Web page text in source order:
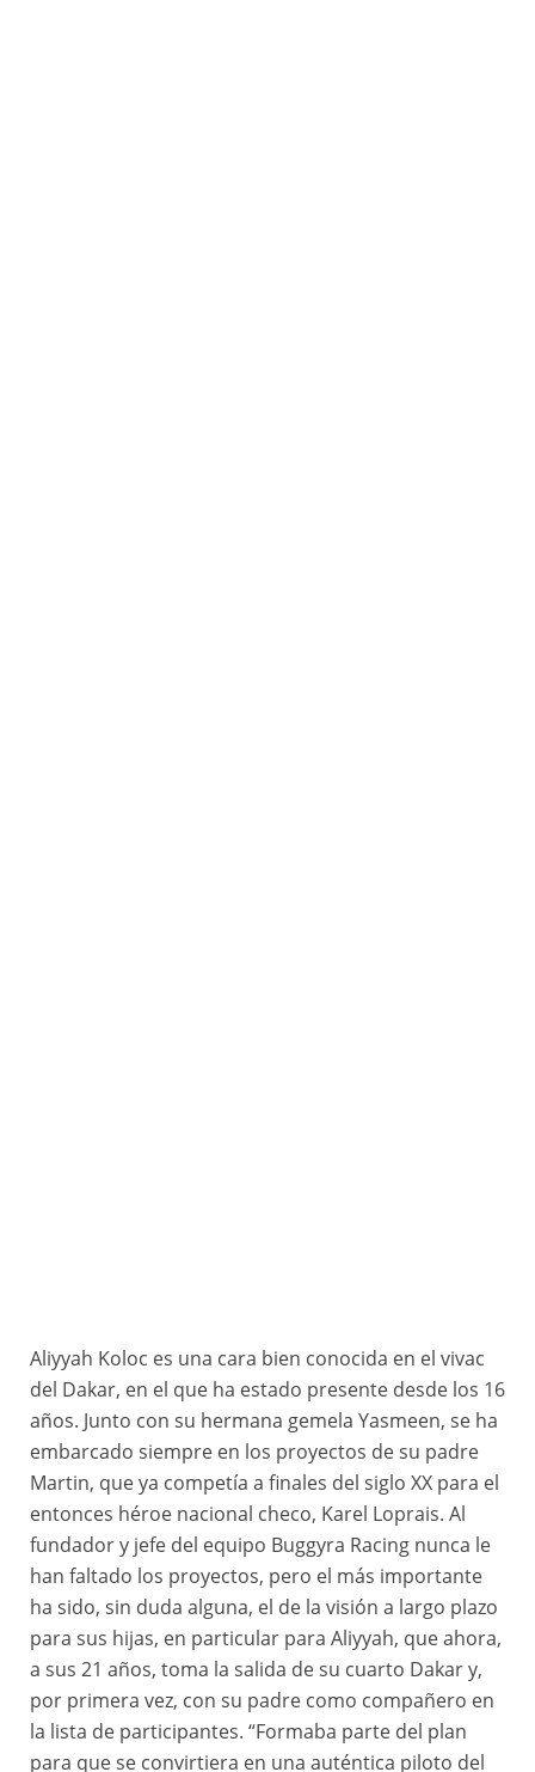
Aliyyah Koloc es una cara bien conocida en el vivac
del Dakar, en el que ha estado presente desde los 16
años. Junto con su hermana gemela Yasmeen, se ha
embarcado siempre en los proyectos de su padre
Martin, que ya competía a finales del siglo XX para el
entonces héroe nacional checo, Karel Loprais. Al
fundador y jefe del equipo Buggyra Racing nunca le
han faltado los proyectos, pero el más importante
ha sido, sin duda alguna, el de la visión a largo plazo
para sus hijas, en particular para Aliyyah, que ahora,
a sus 21 años, toma la salida de su cuarto Dakar y,
por primera vez, con su padre como compañero en
la lista de participantes. “Formaba parte del plan
para que se convirtiera en una auténtica piloto del